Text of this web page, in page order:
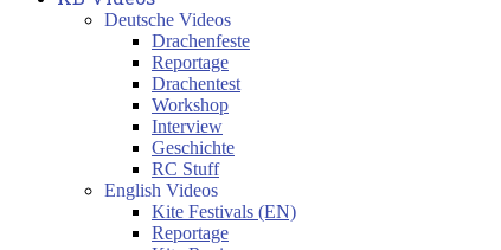
Deutsche Videos
Drachenfeste
Reportage
Drachentest
Workshop
Interview
Geschichte
RC Stuff
English Videos
Kite Festivals (EN)
Reportage